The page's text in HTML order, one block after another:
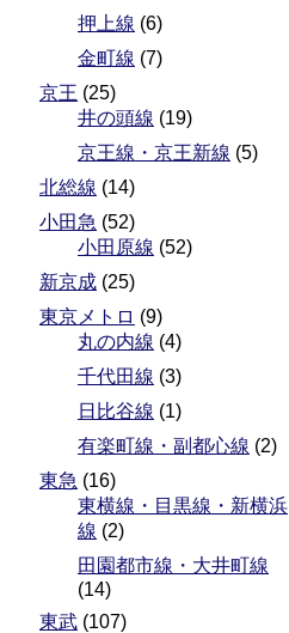
押上線 (6)
金町線 (7)
京王 (25)
井の頭線 (19)
京王線・京王新線 (5)
北総線 (14)
小田急 (52)
小田原線 (52)
新京成 (25)
東京メトロ (9)
丸の内線 (4)
千代田線 (3)
日比谷線 (1)
有楽町線・副都心線 (2)
東急 (16)
東横線・目黒線・新横浜
線 (2)
田園都市線・大井町線
(14)
東武 (107)